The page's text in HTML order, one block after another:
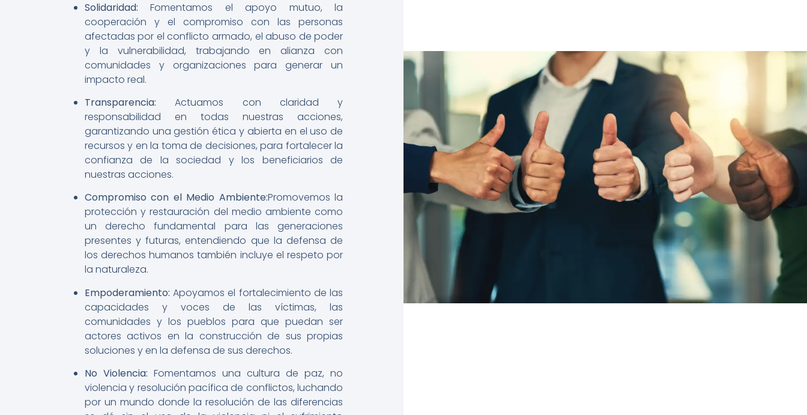
Solidaridad:Fomentamos el apoyo mutuo, la
cooperación y el compromiso con las personas
afectadas por el conflicto armado, el abuso de poder
y la vulnerabilidad, trabajando en alianza con
comunidades y organizaciones para generar un
impacto real.
Transparencia:Actuamos con claridad y
responsabilidad en todas nuestras acciones,
garantizando una gestión ética y abierta en el uso de
recursos y en la toma de decisiones, para fortalecer la
confianza de la sociedad y los beneficiarios de
nuestras acciones.
Compromiso con el Medio Ambiente:Promovemos la
protección y restauración del medio ambiente como
un derecho fundamental para las generaciones
presentes y futuras, entendiendo que la defensa de
los derechos humanos también incluye el respeto por
la naturaleza.
Empoderamiento:Apoyamos el fortalecimiento de las
capacidades y voces de las víctimas, las
comunidades y los pueblos para que puedan ser
actores activos en la construcción de sus propias
soluciones y en la defensa de sus derechos.
No Violencia: Fomentamos una cultura de paz, no
violencia y resolución pacífica de conflictos, luchando
por un mundo donde la resolución de las diferencias